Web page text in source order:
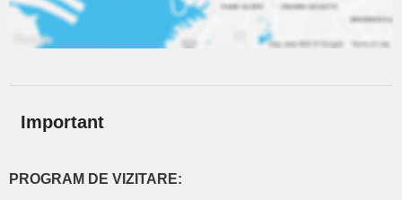
Important
PROGRAM DE VIZITARE: